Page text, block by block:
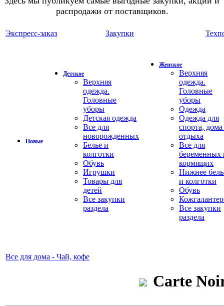
распродажи от поставщиков.
Экспресс-заказ Закупки
Новые
Детское
Верхняя
одежда.
Головные
уборы
Детская одежда
Все для
новорожденных
Белье и
колготки
Обувь
Игрушки
Товары для
детей
Все закупки
раздела
Женское
Верхняя
одежда.
Головные
уборы
Одежда
Одежда для
спорта,
отдыха
Все для
беременных
кормящих
Нижнее
и колготки
Обувь
Все закупки
раздела
Все для дома - Чай, кофе
Carte